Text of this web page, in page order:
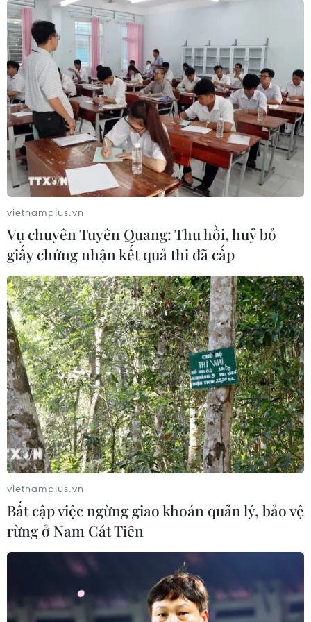
đêm có mưa vài nơi
23/10/2022 00:00
Bắc Bộ, Tây Nguyên và Nam Bộ ngày nắng, chiều tối và
đêm có mưa rào, dông vài nơi; trong mưa dông có khả
năng xảy ra lốc, sét và gió giật mạnh. Nhiệt độ cao nhất
28-32 độ C.
vietnamplus.vn
Vụ chuyên Tuyên Quang: Thu hồi, huỷ bỏ
giấy chứng nhận kết quả thi đã cấp
vietnamplus.vn
Bất cập việc ngừng giao khoán quản lý, bảo vệ
rừng ở Nam Cát Tiên